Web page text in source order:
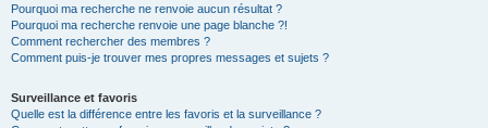
Pourquoi ma recherche ne renvoie aucun résultat ?
Pourquoi ma recherche renvoie une page blanche ?!
Comment rechercher des membres ?
Comment puis-je trouver mes propres messages et sujets ?
Surveillance et favoris
Quelle est la différence entre les favoris et la surveillance ?